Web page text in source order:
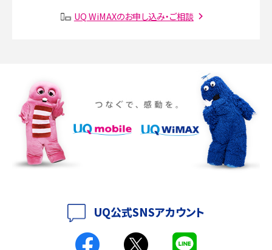
SMSとは？料金やできること、注意点や届かない時の対処法を解説
iPhone 16eとiPhone SE（第3世代）の違いは？サイズやスペックを比較して解説
iPhone 16eとiPhone 14を徹底比較！スペック・機能の違いをわかりやすく紹介
iPhone 16シリーズのモデルを比較！価格・サイズ・カメラ性能の違いを徹底解説
iPhone 16とiPhone 15の違いは？カメラ・スペック・機能を徹底比較
スマホが高い理由は？購入費用を抑える方法や端末を選ぶ時の注意点を解説！
UQ WiMAXのお申し込み・ご相談
UQ公式SNSアカウント